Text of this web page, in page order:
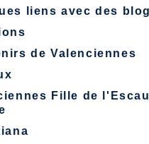
liens avec des
de Valenciennes
Fille de